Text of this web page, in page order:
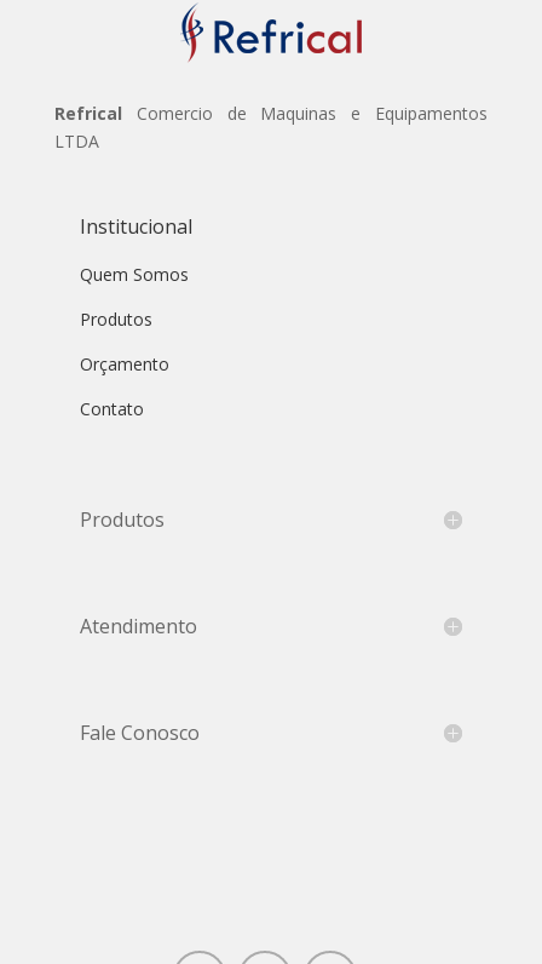
Refrical Comercio de Maquinas e Equipamentos
LTDA
Institucional
Quem Somos
Produtos
Orçamento
Contato
Produtos
Atendimento
Fale Conosco